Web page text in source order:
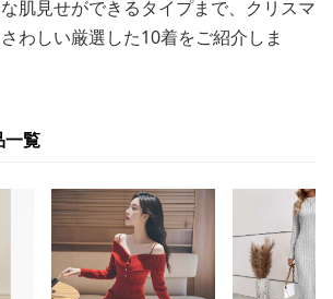
肌見せができるタイプまで、クリスマ
わしい厳選した10着をご紹介しま
一覧